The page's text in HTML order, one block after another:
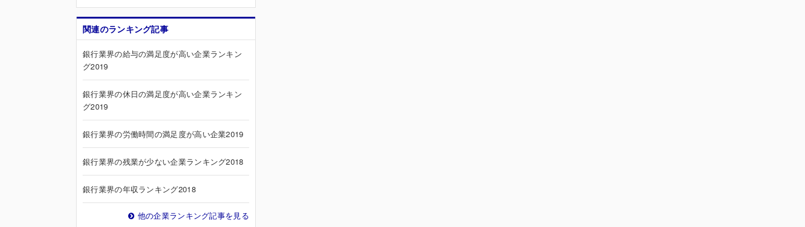
関連のランキング記事
銀行業界の給与の満足度が高い企業ランキン
グ2019
銀行業界の休日の満足度が高い企業ランキン
グ2019
銀行業界の労働時間の満足度が高い企業2019
銀行業界の残業が少ない企業ランキング2018
銀行業界の年収ランキング2018
他の企業ランキング記事を見る